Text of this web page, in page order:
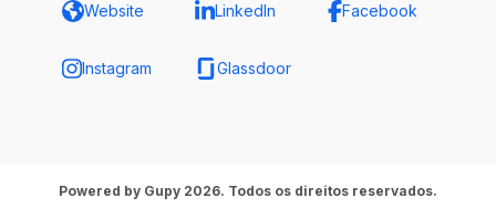
Website LinkedIn Facebook
Instagram Glassdoor
Powered by Gupy 2026. Todos os direitos reservados.